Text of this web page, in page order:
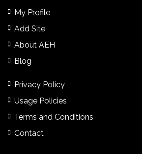
My Profile
Add Site
About AEH
Blog
Privacy Policy
Usage Policies
Terms and Conditions
Contact